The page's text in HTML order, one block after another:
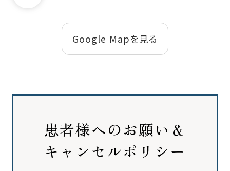
Google Mapを見る
患者様へのお願い＆
キャンセルポリシー